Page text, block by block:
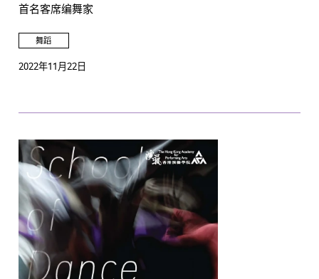
首名客席编舞家
舞蹈
2022年11月22日